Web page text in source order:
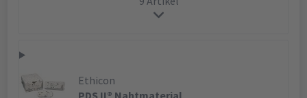
Ethicon
PDS II® Nahtmaterial